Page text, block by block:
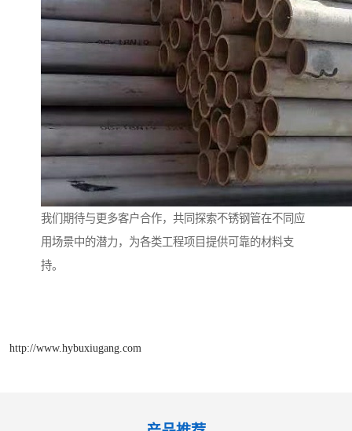
我们期待与更多客户合作，共同探索不锈钢管在不同应
用场景中的潜力，为各类工程项目提供可靠的材料支
持。
http://www.hybuxiugang.com